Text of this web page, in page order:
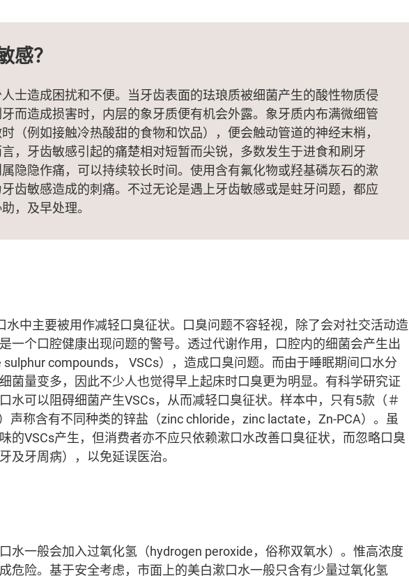
感？
士造成困扰和不便。当牙齿表面的珐琅质被细菌产生的酸性物质侵
而造成损害时，内层的象牙质便有机会外露。象牙质内布满微细管
（例如接触冷热酸甜的食物和饮品），便会触动管道的神经末梢，
，牙齿敏感引起的痛楚相对短暂而尖锐，多数发生于进食和刷牙
隐隐作痛，可以持续较长时间。使用含有氟化物或羟基磷灰石的漱
齿敏感造成的刺痛。不过无论是遇上牙齿敏感或是蛀牙问题，都应
，及早处理。
水中主要被用作减轻口臭征状。口臭问题不容轻视，除了会对社交活动造
一个口腔健康出现问题的警号。透过代谢作用，口腔内的细菌会产生出
compounds， VSCs），造成口臭问题。而由于睡眠期间口水分
菌量变多，因此不少人也觉得早上起床时口臭更为明显。有科学研究证
水可以阻碍细菌产生VSCs，从而减轻口臭征状。样本中，只有5款（＃
声称含有不同种类的锌盐（zinc chloride，zinc lactate，Zn-PCA）。虽
的VSCs产生，但消费者亦不应只依赖漱口水改善口臭征状，而忽略口臭
及牙周病），以免延误医治。
水一般会加入过氧化氢（hydrogen peroxide，俗称双氧水）。惟高浓度
危险。基于安全考虑，市面上的美白漱口水一般只含有少量过氧化氢